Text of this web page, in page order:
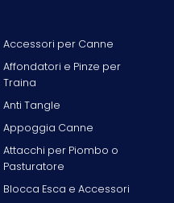
Accessori per Canne
Affondatori e Pinze per
Traina
Anti Tangle
Appoggia Canne
Attacchi per Piombo o
Pasturatore
Blocca Esca e Accessori